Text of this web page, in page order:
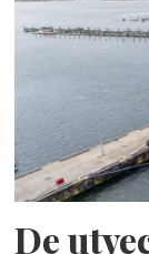
De